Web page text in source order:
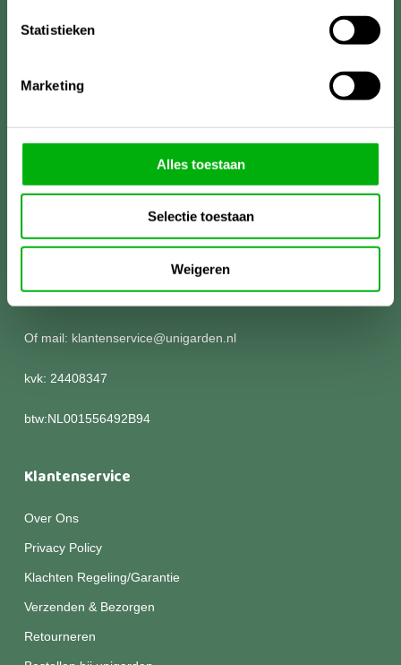
Statistieken
Marketing
Alles toestaan
Selectie toestaan
Weigeren
Meer informatie?
Unigarden
2153PH Nieuw-Vennep
Kom langs of bel voor meer informatie:
Of mail: klantenservice@unigarden.nl
kvk: 24408347
btw:NL001556492B94
Klantenservice
Over Ons
Privacy Policy
Klachten Regeling/Garantie
Verzenden & Bezorgen
Retourneren